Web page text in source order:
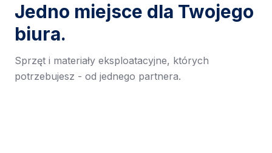
Jedno miejsce dla Twojego
biura.
Sprzęt i materiały eksploatacyjne, których
potrzebujesz - od jednego partnera.